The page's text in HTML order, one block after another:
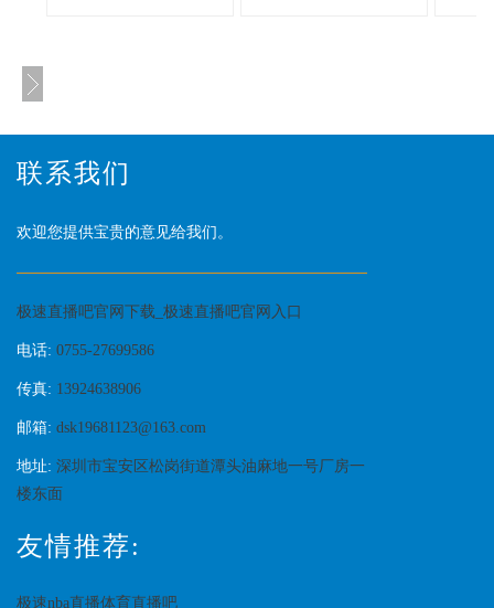
联系我们
欢迎您提供宝贵的意见给我们。
极速直播吧官网下载_极速直播吧官网入口
电话: 0755-27699586
传真: 13924638906
邮箱: dsk19681123@163.com
地址: 深圳市宝安区松岗街道潭头油麻地一号厂房一
楼东面
友情推荐:
极速nba直播体育直播吧